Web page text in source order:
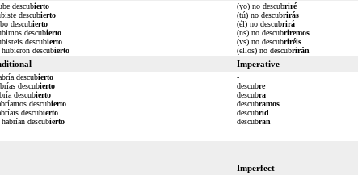
descubierto
descubierto
descubierto
descubierto
descubierto
descubierto
(yo) no descubriré
(tú) no descubrirás
(él) no descubrirá
(ns) no descubriremos
(vs) no descubriréis
(ellos) no descubrirán
Imperative
descubierto
descubierto
descubierto
descubierto
descubierto
descubierto
-
descubre
descubra
descubramos
descubrid
descubran
Imperfect